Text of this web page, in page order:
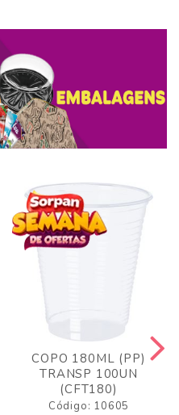
COPO 180ML (PP)
TRANSP 100UN
(CFT180)
Código: 10605